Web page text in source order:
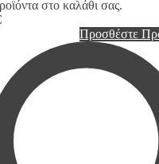
στο καλάθι σας.
Προσθέστε